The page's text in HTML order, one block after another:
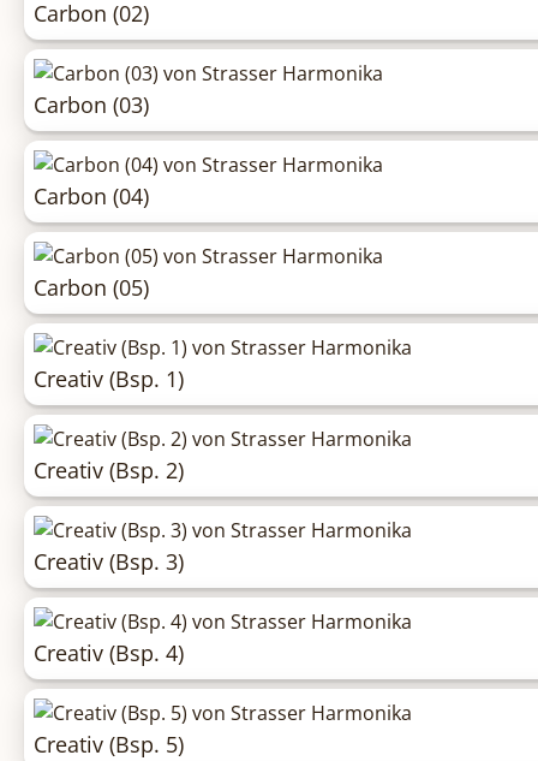
Carbon (02)
Carbon (03)
Carbon (04)
Carbon (05)
Creativ (Bsp. 1)
Creativ (Bsp. 2)
Creativ (Bsp. 3)
Creativ (Bsp. 4)
Creativ (Bsp. 5)